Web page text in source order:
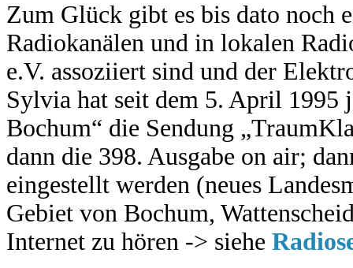
Zum Glück gibt es bis dato noch
Radiokanälen und in lokalen
e.V. assoziiert sind und der
Sylvia hat seit dem 5. April 1995
Bochum“ die Sendung
dann die 398. Ausgabe on air;
eingestellt werden (neues
Gebiet von Bochum,
Internet zu hören -> siehe